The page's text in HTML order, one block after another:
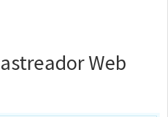
Web